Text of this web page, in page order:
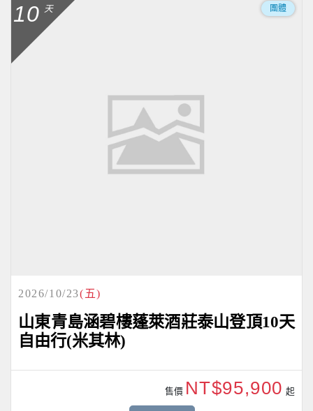
10 天 團體
2026/10/23(五)
山東青島涵碧樓蓬萊酒莊泰山登頂10天
自由行(米其林)
售價 NT$95,900 起